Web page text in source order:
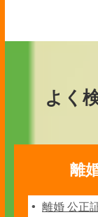
よく
離
離婚 公正